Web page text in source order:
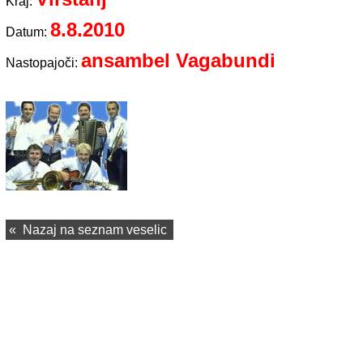
Datum: 8.8.2010
Nastopajoči: ansambel Vagabundi
« Nazaj na seznam veselic